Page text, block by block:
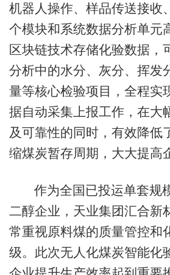
机器人操作、样品传送接收
个模块和系统数据分析单元
区块链技术存储化验数据，
分析中的水分、灰分、挥发
量等核心检验项目，全程实
据自动采集上报工作，在大
及可靠性的同时，有效降低
缩煤炭暂存周期，大大提高
作为全国已投运单套规
二醇企业，天业集团汇合新
常重视原料煤的质量管控和
级。此次无人化煤炭智能化